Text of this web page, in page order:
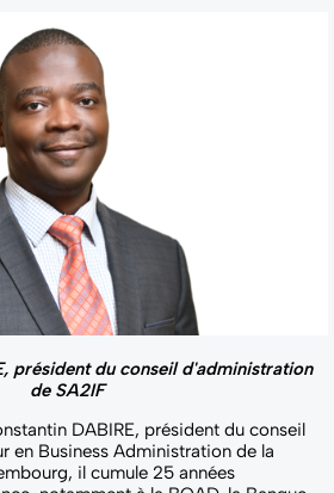
président du conseil d'administration
de SA2IF
DABIRE, président du conseil
en Business Administration de la
il cumule 25 années